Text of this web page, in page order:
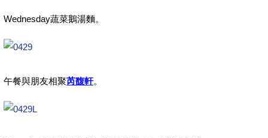
Wednesday蔬菜鵝湯麵。
午餐與朋友相聚芮馥軒。